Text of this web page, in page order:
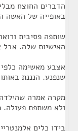
הדברים החוצח
באופייה של האשה
שותפה פסיבית
האישיות שלה. אבל
אצבע מאשימה כלפי
שנפנע. הנננת באותו
מקרה אמרה
ולא משתפת פעולה.
בידו כלים